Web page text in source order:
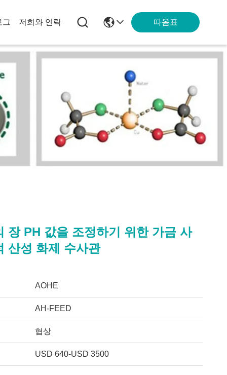
그 저희와 연락 따옴표
장 PH 값을 조정하기 위한 가금 사
산성 화제 수사관
AOHE
AH-FEED
협상
USD 640-USD 3500